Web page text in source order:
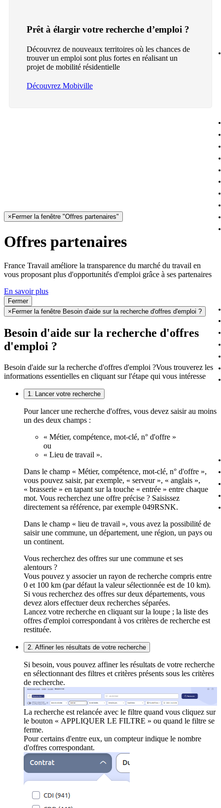
Prêt à élargir votre recherche d’emploi ?
Découvrez de nouveaux territoires où les chances de
trouver un emploi sont plus fortes en réalisant un
projet de mobilité résidentielle
Découvrez Mobiville
× Fermer la fenêtre "Offres partenaires"
Offres partenaires
France Travail améliore la transparence du marché du travail en
vous proposant plus d'opportunités d'emploi grâce à ses partenaires
En savoir plus
Fermer
× Fermer la fenêtre Besoin d'aide sur la recherche d'offres d'emploi ?
Besoin d'aide sur la recherche d'offres
d'emploi ?
Besoin d'aide sur la recherche d'offres d'emploi ?Vous trouverez les
informations essentielles en cliquant sur l'étape qui vous intéresse
1. Lancer votre recherche
Pour lancer une recherche d'offres, vous devez saisir au moins
un des deux champs :
« Métier, compétence, mot-clé, n° d'offre »
ou
« Lieu de travail ».
Dans le champ « Métier, compétence, mot-clé, n° d'offre »,
vous pouvez saisir, par exemple, « serveur », « anglais »,
« brasserie » en tapant sur la touche « entrée » entre chaque
mot. Vous recherchez une offre précise ? Saisissez
directement sa référence, par exemple 049RSNK.
Dans le champ « lieu de travail », vous avez la possibilité de
saisir une commune, un département, une région, un pays ou
un continent.
Vous recherchez des offres sur une commune et ses
alentours ?
Vous pouvez y associer un rayon de recherche compris entre
0 et 100 km (par défaut la valeur sélectionnée est de 10 km).
Si vous recherchez des offres sur deux départements, vous
devez alors effectuer deux recherches séparées.
Lancez votre recherche en cliquant sur la loupe ; la liste des
offres d'emploi correspondant à vos critères de recherche est
restituée.
2. Affiner les résultats de votre recherche
Si besoin, vous pouvez affiner les résultats de votre recherche
en sélectionnant des filtres et critères présents sous les critères
de recherche.
La recherche est relancée avec le filtre quand vous cliquez sur
le bouton « APPLIQUER LE FILTRE » ou quand le filtre se
ferme.
Pour certains d'entre eux, un compteur indique le nombre
d'offres correspondant.